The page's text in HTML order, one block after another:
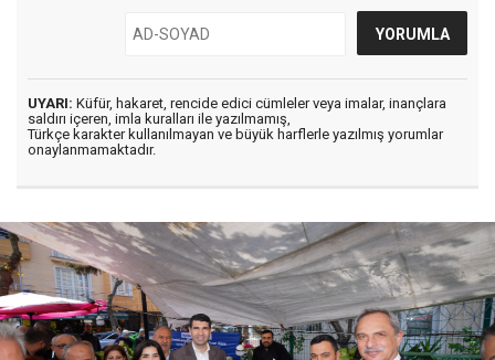
UYARI: Küfür, hakaret, rencide edici cümleler veya imalar, inançlara
saldırı içeren, imla kuralları ile yazılmamış,
Türkçe karakter kullanılmayan ve büyük harflerle yazılmış yorumlar
onaylanmamaktadır.